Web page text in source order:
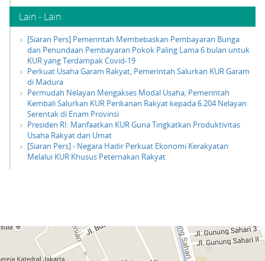
Lain - Lain
[Siaran Pers] Pemerintah Membebaskan Pembayaran Bunga
dan Penundaan Pembayaran Pokok Paling Lama 6 bulan untuk
KUR yang Terdampak Covid-19
Perkuat Usaha Garam Rakyat, Pemerintah Salurkan KUR Garam
di Madura
Permudah Nelayan Mengakses Modal Usaha, Pemerintah
Kembali Salurkan KUR Perikanan Rakyat kepada 6.204 Nelayan
Serentak di Enam Provinsi
Presiden RI: Manfaatkan KUR Guna Tingkatkan Produktivitas
Usaha Rakyat dan Umat
[Siaran Pers] - Negara Hadir Perkuat Ekonomi Kerakyatan
Melalui KUR Khusus Peternakan Rakyat